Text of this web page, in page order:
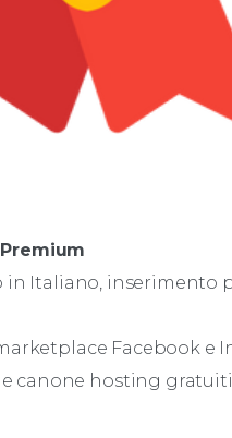
in Italiano, inserimento
Facebook e
canone hosting gratuiti